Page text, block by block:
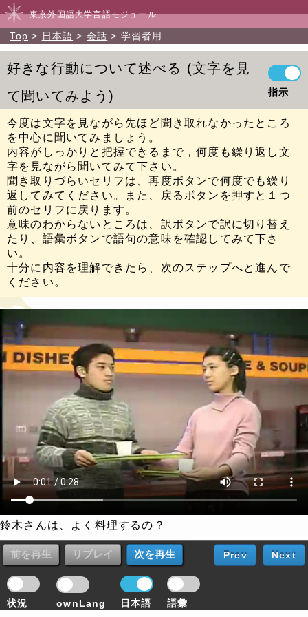
東京外国語大学言語モジュール
Top 日本語 会話 学習者用
好きな行動について述べる
文字を見
て聞いてみよう
指示
今度は文字を見ながら先ほど聞き取れなかったところ
を中心に聞いてみましょう。
内容がしっかりと把握できるまで，何度も繰り返し文
字を見ながら聞いてみて下さい。
聞き取りづらいセリフは、再度ボタンで何度でも繰り
返してみてください。また、戻るボタンを押すと１つ
前のセリフに戻ります。
意味のわからないところは、訳ボタンで訳に切り替え
たり、語彙ボタンで語句の意味を確認してみて下さ
い。
十分に内容を理解できたら、次のステップへと進んで
ください。
鈴木さんは、よく料理するの？
状況 ownLang 日本語 語彙
Prev Next